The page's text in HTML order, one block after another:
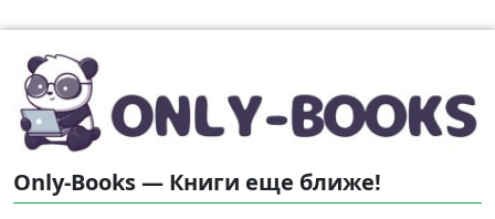
Only-Books — Книги еще ближе!